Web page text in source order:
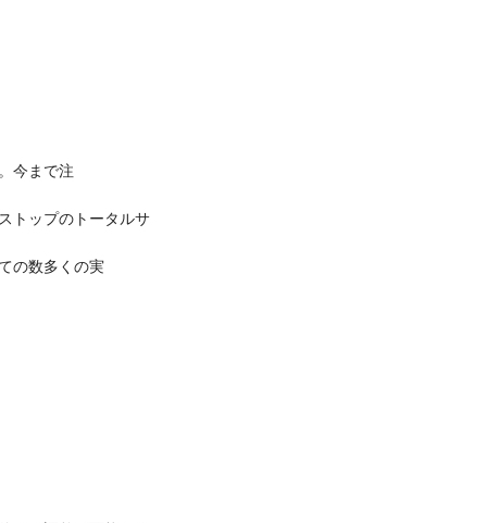
今まで注
トップのトータルサ
の数多くの実